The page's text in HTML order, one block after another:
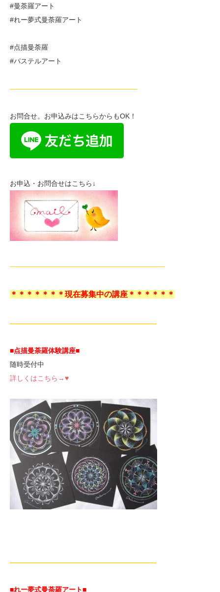
#曼荼羅アート
#れー夢式曼荼羅アート
#点描曼荼羅
#パステルアート
——————————————————–
お問合せ。お申込みはこちらからもOK！
お申込・お問合せはこちら↓
——————————————————————–
＊＊＊＊＊＊＊現在募集中の講座＊＊＊＊＊＊
—————————————————————-
■点描曼荼羅体験講座■
随時受付中
詳しくはこちら→♥
—————————————————————-
■れー夢式曼荼羅アート■